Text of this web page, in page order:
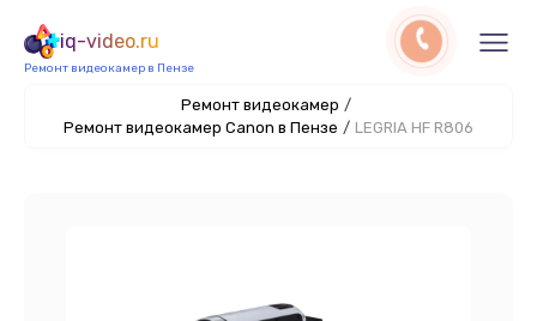
iq-video.ru
Ремонт видеокамер в Пензе
Ремонт видеокамер /
Ремонт видеокамер Canon в Пензе / LEGRIA HF R806